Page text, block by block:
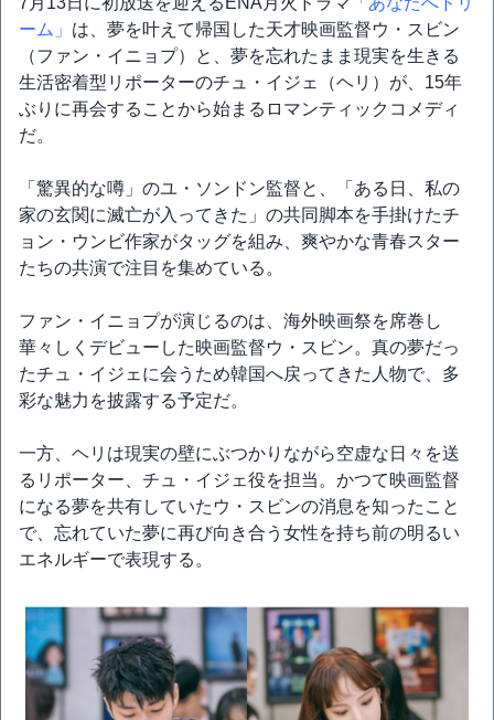
ーム」 は、夢を叶えて帰国した天才映画監督ウ・スビン
（ファン・イニョプ）と、夢を忘れたまま現実を生きる
生活密着型リポーターのチュ・イジェ（ヘリ）が、15年
ぶりに再会することから始まるロマンティックコメディ
だ。
「驚異的な噂」のユ・ソンドン監督と、「ある日、私の
家の玄関に滅亡が入ってきた」の共同脚本を手掛けたチ
ョン・ウンビ作家がタッグを組み、爽やかな青春スター
たちの共演で注目を集めている。
ファン・イニョプが演じるのは、海外映画祭を席巻し
華々しくデビューした映画監督ウ・スビン。真の夢だっ
たチュ・イジェに会うため韓国へ戻ってきた人物で、多
彩な魅力を披露する予定だ。
一方、ヘリは現実の壁にぶつかりながら空虚な日々を送
るリポーター、チュ・イジェ役を担当。かつて映画監督
になる夢を共有していたウ・スビンの消息を知ったこと
で、忘れていた夢に再び向き合う女性を持ち前の明るい
エネルギーで表現する。